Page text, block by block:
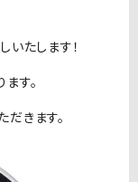
いたします！
す。
きます。